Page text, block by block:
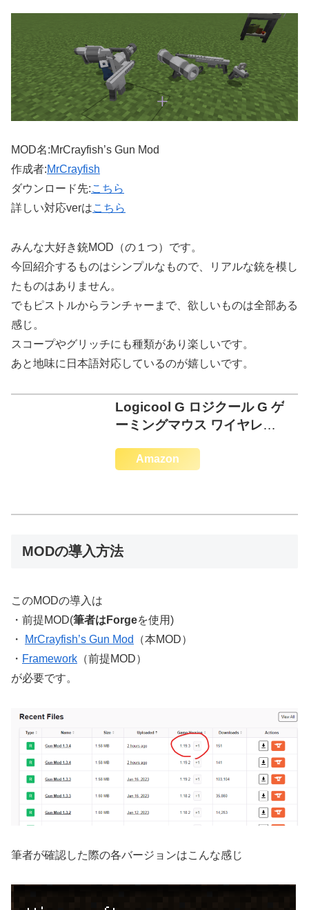
MOD名:MrCrayfish’s Gun Mod
作成者:MrCrayfish
ダウンロード先:こちら
詳しい対応verはこちら
みんな大好き銃MOD（の１つ）です。
今回紹介するものはシンプルなもので、リアルな銃を模し
たものはありません。
でもピストルからランチャーまで、欲しいものは全部ある
感じ。
スコープやグリッチにも種類があり楽しいです。
あと地味に日本語対応しているのが嬉しいです。
Logicool G ロジクール G ゲ
ーミングマウス ワイヤレス
Amazon
MODの導入方法
このMODの導入は
・前提MOD(筆者はForgeを使用)
・
MrCrayfish’s Gun Mod
（本MOD）
・ Framework （前提MOD）
が必要です。
筆者が確認した際の各バージョンはこんな感じ